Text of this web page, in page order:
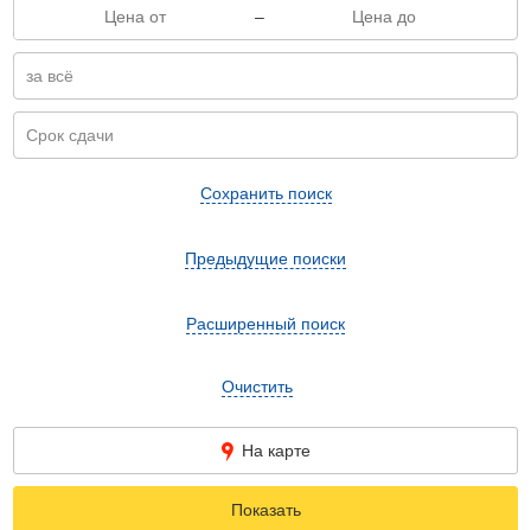
–
Сохранить поиск
Предыдущие поиски
Расширенный поиск
Очистить
На карте
Показать